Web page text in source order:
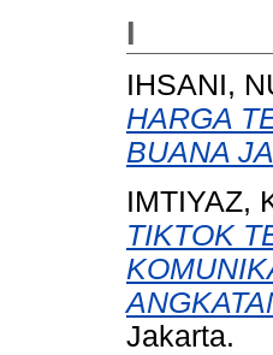
I
IHSANI,
HARGA
BUANA
IMTIYAZ,
TIKTOK
Jakarta.